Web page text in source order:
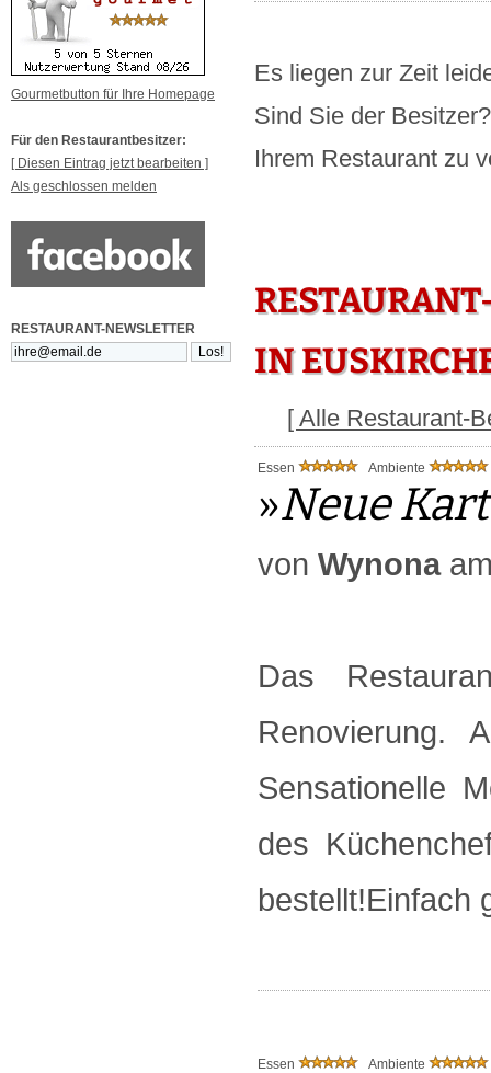
Gourmetbutton für Ihre Homepage
Für den Restaurantbesitzer:
[ Diesen Eintrag jetzt bearbeiten ]
Als geschlossen melden
RESTAURANT-NEWSLETTER
Es liegen zur Zeit
Sind Sie der
Ihrem Restaurant zu
IN
[ Alle Restaurant-
Essen Ambiente
»Neue
von Wynona
Das
Renovierung.
Sensationelle
des
bestellt!Einfach
Essen Ambiente